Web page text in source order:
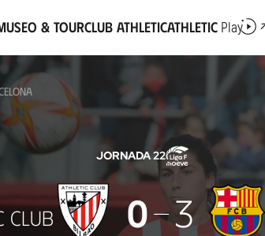
& TourClub AthleticAthletic Play
JORNADA 22
CLUB 0 3